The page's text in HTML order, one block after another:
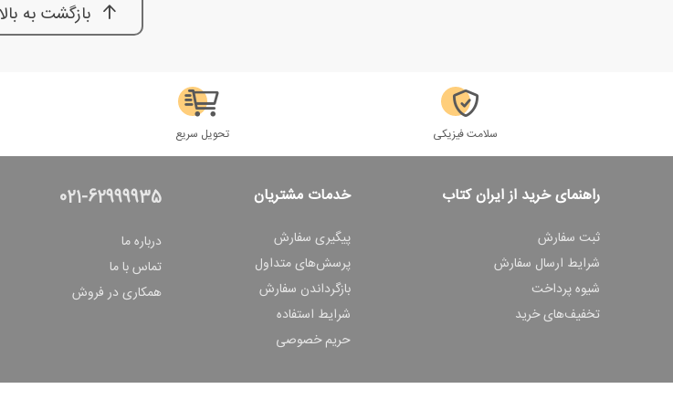
بازگشت به بالا
سلامت فیزیکی تحویل سریع
راهنمای خرید از ایران کتاب
ثبت سفارش
شرایط ارسال سفارش
شیوه پرداخت
تخفیف‌های خرید
خدمات مشتریان
پیگیری سفارش
پرسش‌های متداول
بازگرداندن سفارش
شرایط استفاده
حریم خصوصی
021-62999935
درباره ما
تماس با ما
همکاری در فروش